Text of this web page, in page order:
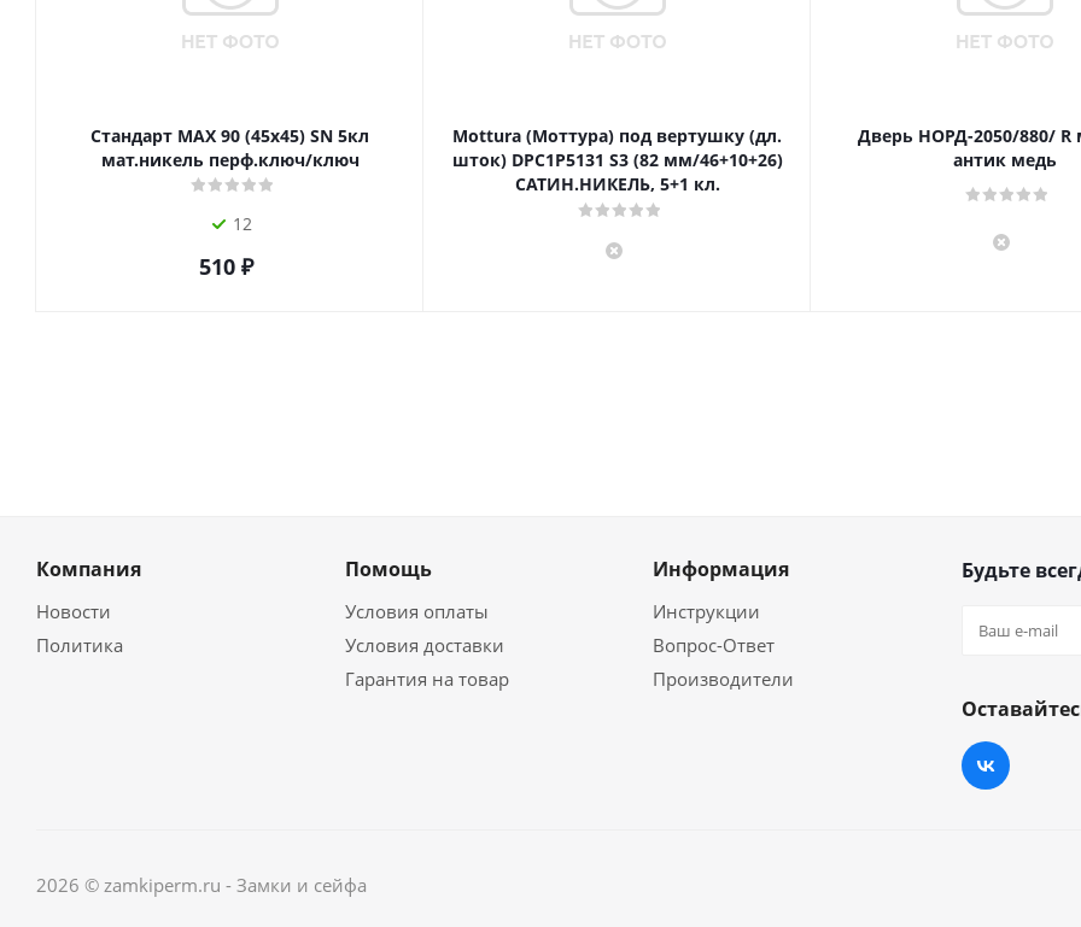
Стандарт MAX 90 (45х45) SN 5кл
мат.никель перф.ключ/ключ
12
510₽
Mottura (Моттура) под вертушку (дл.
шток) DPC1P5131 S3 (82 мм/46+10+26)
САТИН.НИКЕЛЬ, 5+1 кл.
Дверь НОРД-2050/880/ R
антик медь
Компания
Новости
Политика
Помощь
Условия оплаты
Условия доставки
Гарантия на товар
Информация
Инструкции
Вопрос-Ответ
Производители
Будьте
2026 © zamkiperm.ru - Замки и сейфа